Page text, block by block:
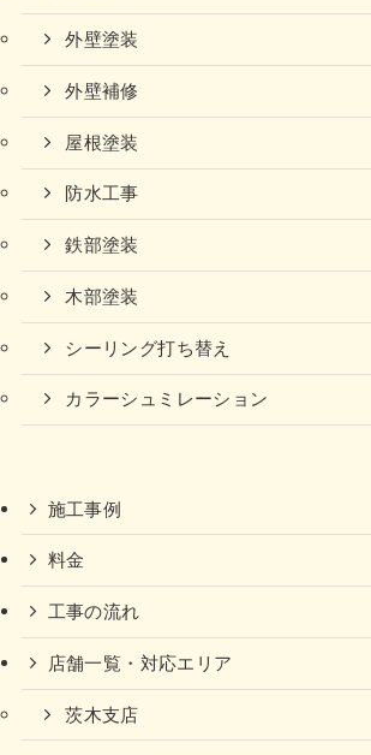
外壁塗装
外壁補修
屋根塗装
防水工事
鉄部塗装
木部塗装
シーリング打ち替え
カラーシュミレーション
施工事例
料金
工事の流れ
店舗一覧・対応エリア
茨木支店